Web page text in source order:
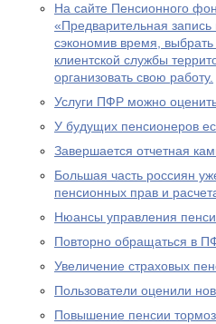
На сайте Пенсионного
«Предварительная
сэкономив время,
клиентской службы
организовать свою работу.
Услуги ПФР можно
У будущих пенсионеров
Завершается отчетная
Большая часть россиян
пенсионных прав и
Нюансы управления
Повторно обращаться в
Увеличение страховых
Пользователи оценили
Повышение пенсии